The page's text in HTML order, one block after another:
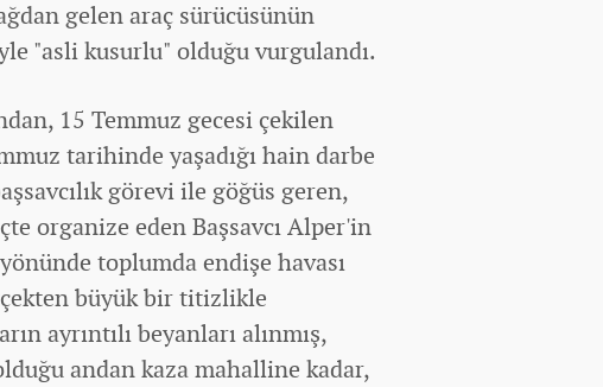
gelen araç sürücüsünün
"asli kusurlu" olduğu vurgulandı.
15 Temmuz gecesi çekilen
tarihinde yaşadığı hain darbe
görevi ile göğüs geren,
organize eden Başsavcı Alper'in
toplumda endişe havası
büyük bir titizlikle
ayrıntılı beyanları alınmış,
andan kaza mahalline kadar,